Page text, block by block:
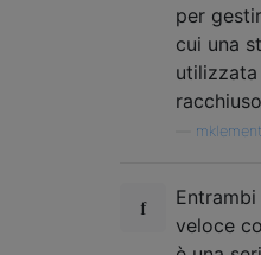
per
cui una
veloce